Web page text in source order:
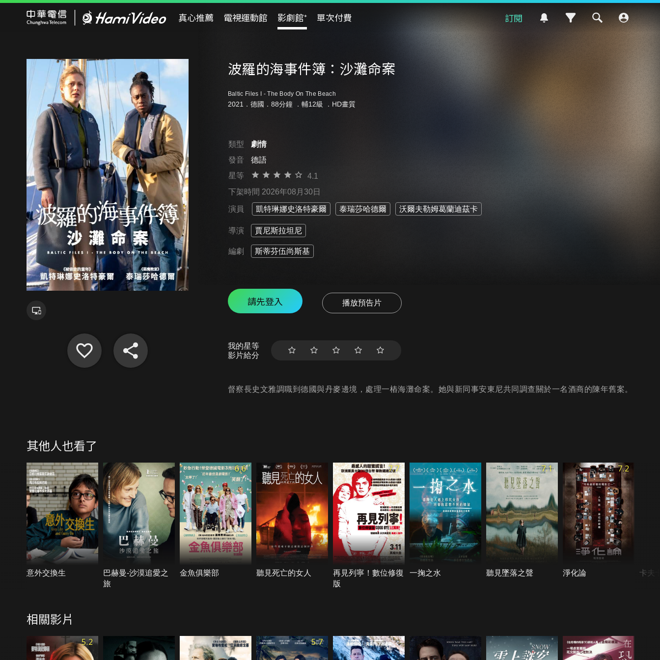
真心推薦 電視運動館 影劇館⁺ 單次付費 訂閱
波羅的海事件簿：沙灘命案
Baltic Files I - The Body On The Beach
2021．德國．88分鐘 ． 輔12級 ．HD畫質
類型
劇情
發音
德語
星等
4.1
下架時間 2026年08月30日
演員 凱特琳娜史洛特豪爾 泰瑞莎哈德爾 沃爾夫勒姆葛蘭迪茲卡
導演 賈尼斯拉坦尼
編劇 斯蒂芬伍尚斯基
請先登入 播放預告片
我的星等
影片給分
督察長史文雅調職到德國與丹麥邊境，處理一樁海灘命案。她與新同事安東尼共同調查關於一名酒商的陳年舊案。
其他人也看了
意外交換生
巴赫曼-沙漠追愛之
旅
6.6
金魚俱樂部 聽見死亡的女人
7.7
再見列寧！數位修復
版
一掬之水
7.1
聽見墜落之聲
7.2
淨化論 卡夫
相關影片
5.2 5.7